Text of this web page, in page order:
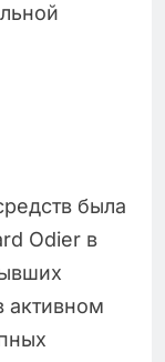
была
Odier в
активном